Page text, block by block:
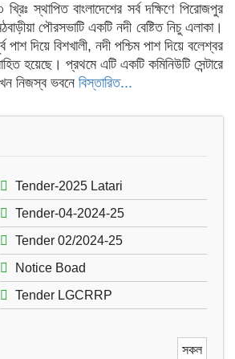
স্থাপিত বাংলাদেশের সর্ব দক্ষিণে পিরোজপুর
পৌরসভাটি একটি নদী বেষ্টিত নিচু এলাকা।
পাশ দিয়ে বিশখালী, নদী পশ্চিম পাশ দিয়ে বলেশ্বর
হয়েছে। প্রথমে এটি একটি কমিনিউটি সেন্টারে
নিজস্ব ভবনে বিস্তারিত...
Tender-2025 Latari
Tender-04-2024-25
Tender 02/2024-25
Notice Boad
Tender LGCRRP
সকল